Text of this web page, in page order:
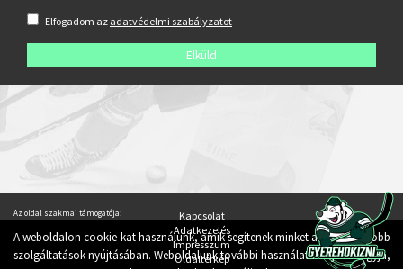
Elfogadom az adatvédelmi szabályzatot
Az oldal szakmai támogatója:
Kapcsolat
Adatkezelés
Impresszum
Oldaltérkép
A weboldalon cookie-kat használunk, amik segítenek minket a lehető legjobb
szolgáltatások nyújtásában. Weboldalunk további használatával jóváhagyja,